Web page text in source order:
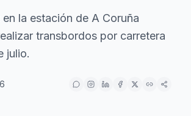
la estación de A Coruña
transbordos por carretera
julio.